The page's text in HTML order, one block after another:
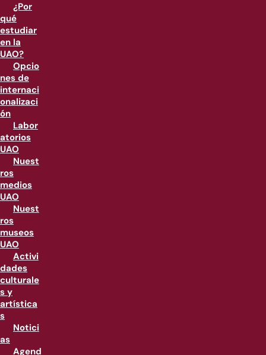
¿Por
qué
estudiar
en la
UAO?
Opcio
nes de
internaci
onalizaci
ón
Labor
atorios
UAO
Nuest
ros
medios
UAO
Nuest
ros
museos
UAO
Activi
dades
culturale
s y
artística
s
Notici
as
Agend